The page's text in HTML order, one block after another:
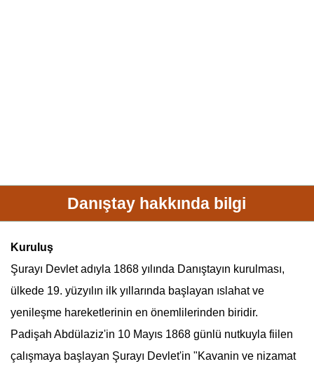
Danıştay hakkında bilgi
Kuruluş
Şurayı Devlet adıyla 1868 yılında Danıştayın kurulması,
ülkede 19. yüzyılın ilk yıllarında başlayan ıslahat ve
yenileşme hareketlerinin en önemlilerinden biridir.
Padişah Abdülaziz'in 10 Mayıs 1868 günlü nutkuyla fiilen
çalışmaya başlayan Şurayı Devlet'in "Kavanin ve nizamat